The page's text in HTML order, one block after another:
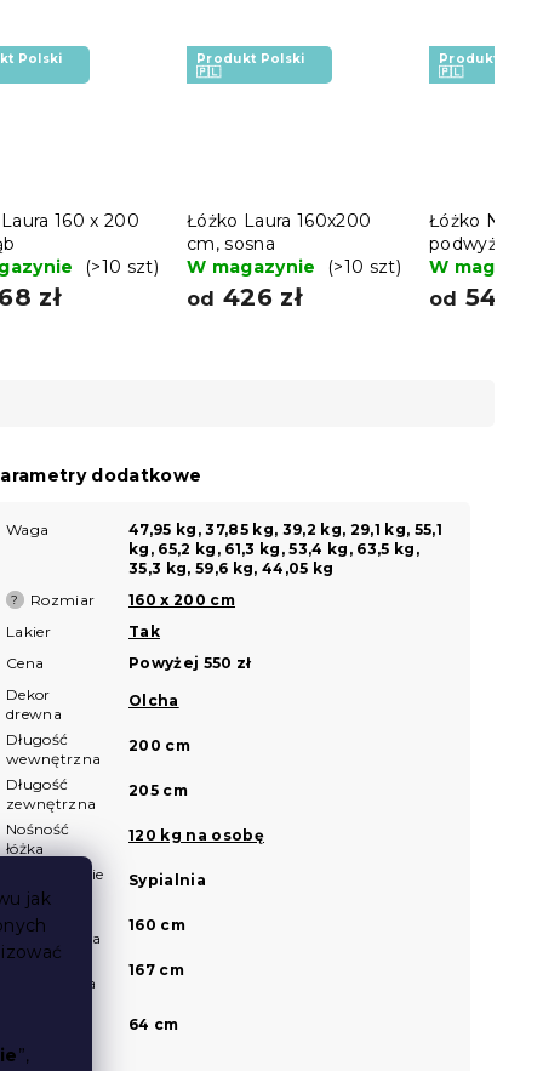
jak
”,
Polski
160 x 200
(>10 szt)
zł
Produkt Polski
🇵🇱
Łóżko Laura 160x200
cm, sosna
W magazynie
(>10 szt)
od 426 zł
Produkt
🇵🇱
Łóżko
cm, orzech
W
od 544
dodatkowe
Waga
47,95 kg, 37,85 kg, 39,2 kg, 29,1 kg, 55,1
kg, 65,2 kg, 61,3 kg, 53,4 kg, 63,5 kg,
35,3 kg, 59,6 kg, 44,05 kg
? Rozmiar
160 x 200 cm
Lakier
Tak
Cena
Powyżej 550 zł
Dekor
drewna
Olcha
Długość
wewnętrzna
200 cm
Długość
zewnętrzna
205 cm
Nośność
łóżka
120 kg na osobę
Odpowiednie
do
Sypialnia
Szerokość
wewnętrzna
160 cm
Szerokość
zewnętrzna
167 cm
głowie
64 cm